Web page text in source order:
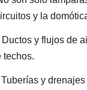
y la
Ductos y flujos de
techos.
Tuberías y